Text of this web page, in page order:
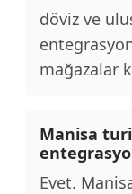
döviz ve
mağazalar
Manisa
Evet.